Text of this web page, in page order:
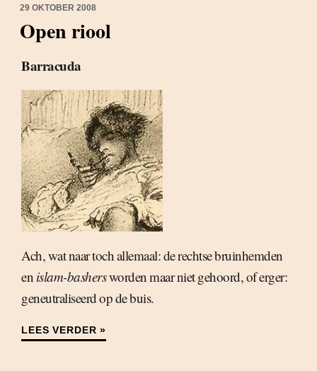
29 OKTOBER 2008
Open riool
Barracuda
Ach, wat naar toch allemaal: de rechtse bruinhemden
en islam-bashersworden maar niet gehoord, of erger:
geneutraliseerd op de buis.
LEES VERDER »